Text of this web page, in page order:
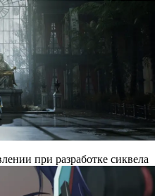
при разработке сиквела